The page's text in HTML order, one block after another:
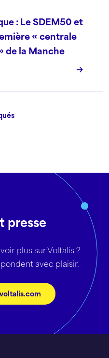
: Le SDEM50 et
« centrale
de la Manche
presse
plus sur Voltalis ?
avec plaisir.